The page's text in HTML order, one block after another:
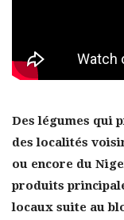
Des légumes qui
des localités
ou encore du
produits
locaux suite au